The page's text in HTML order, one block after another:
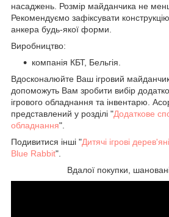
насаджень. Розмір майданчика не
Рекомендуємо зафіксувати
анкера будь-якої форми.
Виробництво:
компанія КБТ, Бельгія.
Вдосконалюйте Ваш ігровий
допоможуть Вам зробити вибір
ігрового обладнання та інвентарю.
представлений у розділі "Додаткове
обладнання".
Подивитися інші "Дитячі ігрові
Blue Rabbit".
Вдалої покупки,